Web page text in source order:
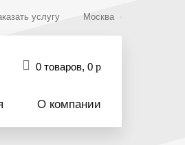
услугу Москва
0 товаров, 0 р
О компании